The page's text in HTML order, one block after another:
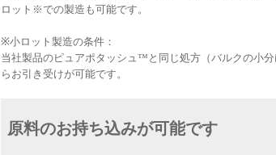
ロット※での製造も可能です。
※小ロット製造の条件：
当社製品のピュアポタッシュ™と同じ処方（バルクの小
らお引き受けが可能です。
原料のお持ち込みが可能です